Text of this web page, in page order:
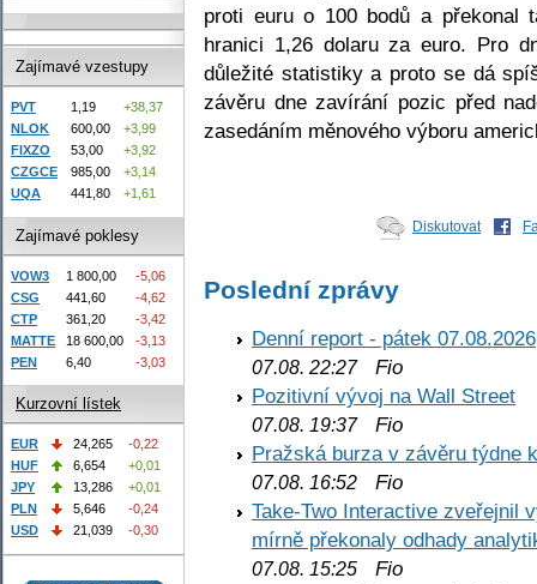
proti euru o 100 bodů a překonal
hranici 1,26 dolaru za euro. Pro
důležité statistiky a proto se dá
závěru dne zavírání pozic před
zasedáním měnového výboru
Diskutovat
Poslední zprávy
Denní report - pátek 07.08.2026
07.08. 22:27Fio
Pozitivní vývoj na Wall Street
07.08. 19:37Fio
Pražská burza v závěru týdne
07.08. 16:52 Fio
Take-Two Interactive zveřejnil
mírně překonaly odhady
07.08. 15:25 Fio
Zajímavé vzestupy
PVT 1,19
+38,37
NLOK
600,00
+3,99
FIXZO
53,00
+3,92
CZGCE
985,00
+3,14
UQA
441,80 +1,61
Zajímavé poklesy
VOW3 1 800,00
-5,06
CSG
441,60
-4,62
CTP
361,20
-3,42
MATTE
18 600,00
-3,13
PEN
6,40 -3,03
Kurzovní lístek
EUR 24,265
-0,22
HUF
6,654
+0,01
JPY
13,286
+0,01
PLN
5,646
-0,24
USD
21,039 -0,30